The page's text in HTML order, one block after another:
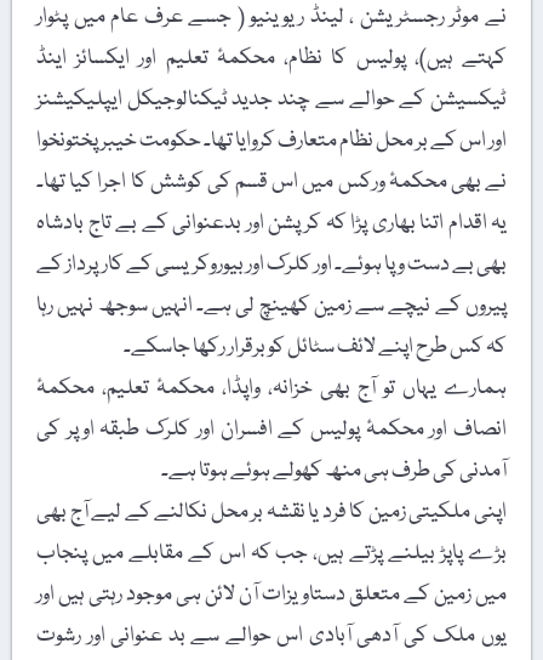
نے موٹر رجسٹریشن ، لینڈ ریوینیو ( جسے عرف عام میں پٹوار
کہتے ہیں)، پولیس کا نظام، محکمۂ تعلیم اور ایکسائز اینڈ
ٹیکسیشن کے حوالے سے چند جدید ٹیکنالوجیکل ایپلیکیشنز
اور اس کے بر محل نظام متعارف کروایا تھا۔ حکومت خیبر پختونخوا
نے بھی محکمۂ ورکس میں اس قسم کی کوشش کا اجرا کیا تھا۔
یہ اقدام اتنا بھاری پڑا کہ کرپشن اور بدعنوانی کے بے تاج بادشاہ
بھی بے دست و پا ہوئے۔ اور کلرک اور بیوروکریسی کے کارپرداز کے
پیروں کے نیچے سے زمین کھینچ لی ہے۔ انہیں سوجھ نہیں رہا
کہ کس طرح اپنے لائف سٹائل کو برقرار رکھا جاسکے۔
ہمارے یہاں تو آج بھی خزانہ، واپڈا، محکمۂ تعلیم، محکمۂ
انصاف اور محکمۂ پولیس کے افسران اور کلرک طبقہ اوپر کی
آمدنی کی طرف ہی منھ کھولے ہوئے ہوتا ہے۔
اپنی ملکیتی زمین کا فرد یا نقشہ بر محل نکالنے کے لیے آج بھی
بڑے پاپڑ بیلنے پڑتے ہیں، جب کہ اس کے مقابلے میں پنجاب
میں زمین کے متعلق دستاویزات آن لائن ہی موجود رہتی ہیں اور
یوں ملک کی آدھی آبادی اس حوالے سے بد عنوانی اور رشوت